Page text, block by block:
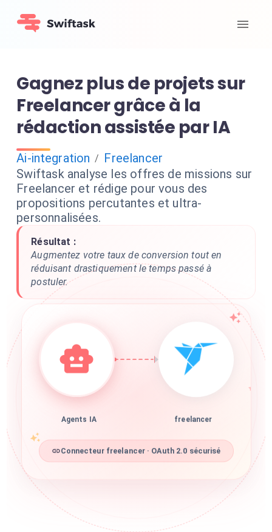
Gagnez plus de projets sur
Freelancer grâce à la
rédaction assistée par IA
Ai-integration / Freelancer
Swiftask analyse les offres de missions sur
Freelancer et rédige pour vous des
propositions percutantes et ultra-
personnalisées.
Résultat :
Augmentez votre taux de conversion tout en
réduisant drastiquement le temps passé à
postuler.
Agents IA freelancer
Connecteur freelancer · OAuth 2.0 sécurisé